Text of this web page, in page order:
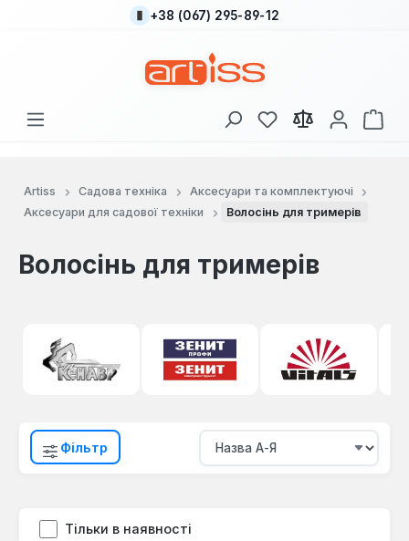
Перейти до основного вмісту
+38 (067) 295-89-12
У вас є 0 у списку
Artiss Садова техніка
Аксесуари та комплектуючі
Аксесуари для садової техніки
Волосінь для тримерів
Волосінь для тримерів
Фільтр
Тільки в наявності